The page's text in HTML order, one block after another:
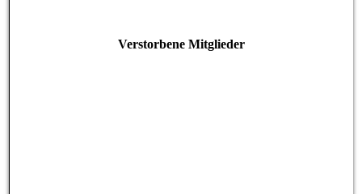
Verstorbene Mitglieder